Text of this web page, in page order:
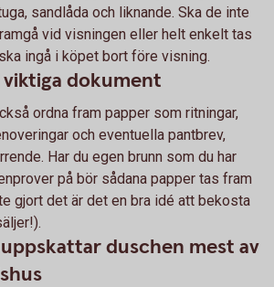
sandlåda och liknande. Ska de inte
vid visningen eller helt enkelt tas
ingå i köpet bort före visning.
dokument
ordna fram papper som ritningar,
och eventuella pantbrev,
Har du egen brunn som du har
på bör sådana papper tas fram
gjort det är det en bra idé att bekosta
duschen mest av